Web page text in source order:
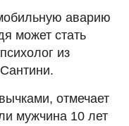
аварию
может стать
из
отмечает
мужчина 10 лет